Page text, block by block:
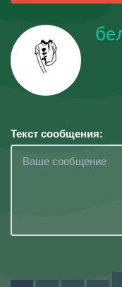
Текст сообщения: